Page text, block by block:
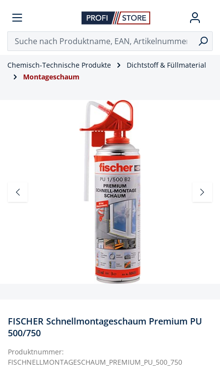
Chemisch-Technische Produkte
Dichtstoff & Füllmaterial
Montageschaum
FISCHER Schnellmontageschaum Premium PU
500/750
Produktnummer:
FISCHNELLMONTAGESCHAUM_PREMIUM_PU_500_750